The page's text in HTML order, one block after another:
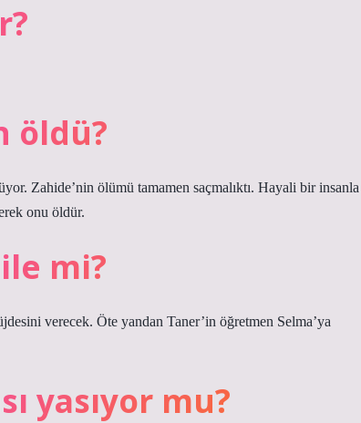
öldü?
Zahide’nin ölümü tamamen saçmalıktı. Hayali bir insanla
onu öldür.
mi?
verecek. Öte yandan Taner’in öğretmen Selma’ya
yasıyor mu?